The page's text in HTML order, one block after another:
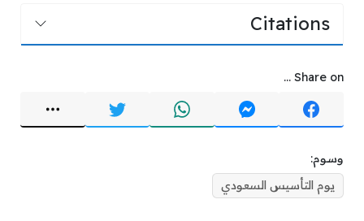
Citations
Share on ...
وسوم:
يوم التأسيس السعودي